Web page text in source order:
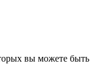
вы можете быть